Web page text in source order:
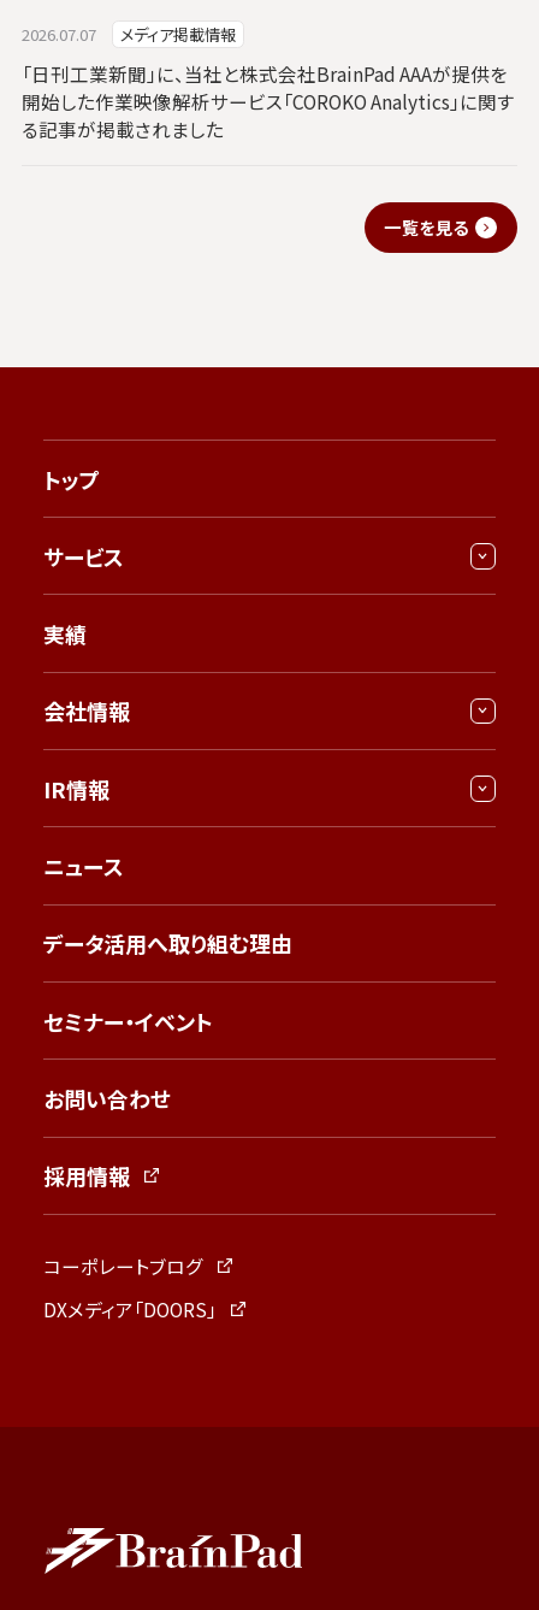
2026.07.07 メディア掲載情報
「日刊工業新聞」に、当社と株式会社BrainPad AAAが提供を
開始した作業映像解析サービス「COROKO Analytics」に関す
る記事が掲載されました
一覧を見る
トップ
サービス
実績
会社情報
IR情報
ニュース
データ活用へ取り組む理由
セミナー・イベント
お問い合わせ
採用情報
コーポレートブログ
DXメディア「DOORS」